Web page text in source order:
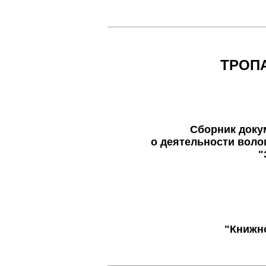
Сборник
о деятельности